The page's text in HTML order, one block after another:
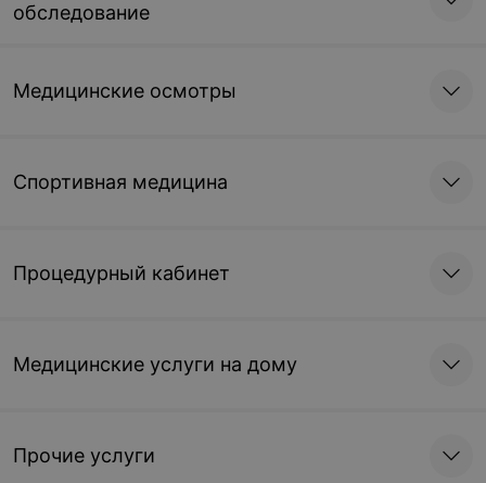
обследование
Медицинские осмотры
Спортивная медицина
Процедурный кабинет
Медицинские услуги на дому
Прочие услуги